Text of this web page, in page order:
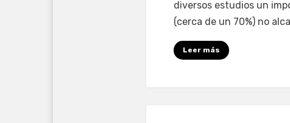
diversos estudios un
(cerca de un 70%) no
Leer más